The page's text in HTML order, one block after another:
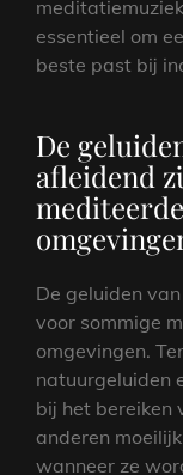
essentieel om
beste past bij
De
afleidend
De geluiden
voor sommige
omgevingen.
natuurgeluiden
bij het bereiken
anderen
wanneer ze